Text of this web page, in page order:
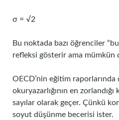
σ = √2
Bu noktada bazı öğrenciler
refleksi gösterir ama mümkün
OECD’nin eğitim
okuryazarlığının en
sayılar olarak geçer. Çünkü
soyut düşünme becerisi ister.